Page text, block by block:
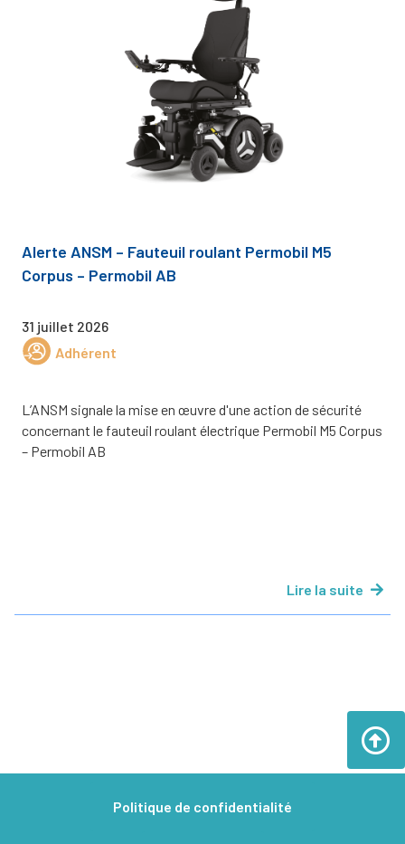
Alerte ANSM – Fauteuil roulant Permobil M5
Corpus – Permobil AB
31 juillet 2026
Adhérent
L’ANSM signale la mise en œuvre d'une action de sécurité
concernant le fauteuil roulant électrique Permobil M5 Corpus
– Permobil AB
Lire la suite
Politique de confidentialité